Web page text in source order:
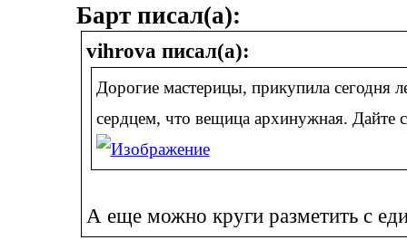
Барт писал(а):
vihrova писал(а):
Дорогие мастерицы, прикупила сегодня
сердцем, что вещица архинужная. Дайте
А еще можно круги разметить с